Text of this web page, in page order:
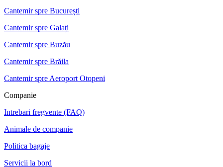
Cantemir spre București
Cantemir spre Galați
Cantemir spre Buzău
Cantemir spre Brăila
Cantemir spre Aeroport Otopeni
Companie
Intrebari fregvente (FAQ)
Animale de companie
Politica bagaje
Servicii la bord